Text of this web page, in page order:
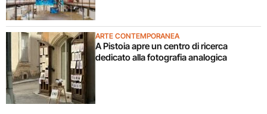
ARTE CONTEMPORANEA
A Pistoia apre un centro di ricerca
dedicato alla fotografia analogica